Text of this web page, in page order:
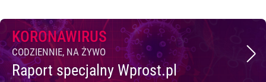
KORONAWIRUS
CODZIENNIE, NA ŻYWO
Raport specjalny Wprost.pl